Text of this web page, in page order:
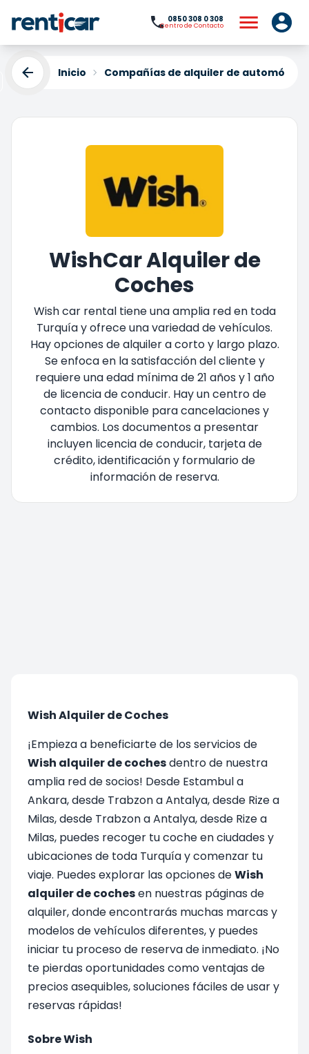
0850 308 0 308
Centro de Contacto
Inicio Compañías de alquiler de automóviles
WishCar Alquiler de
Coches
Wish car rental tiene una amplia red en toda
Turquía y ofrece una variedad de vehículos.
Hay opciones de alquiler a corto y largo plazo.
Se enfoca en la satisfacción del cliente y
requiere una edad mínima de 21 años y 1 año
de licencia de conducir. Hay un centro de
contacto disponible para cancelaciones y
cambios. Los documentos a presentar
incluyen licencia de conducir, tarjeta de
crédito, identificación y formulario de
información de reserva.
Wish Alquiler de Coches
¡Empieza a beneficiarte de los servicios de
Wish alquiler de cochesdentro de nuestra
amplia red de socios! Desde Estambul a
Ankara, desde Trabzon a Antalya, desde Rize a
Milas, desde Trabzon a Antalya, desde Rize a
Milas, puedes recoger tu coche en ciudades y
ubicaciones de toda Turquía y comenzar tu
viaje. Puedes explorar las opciones deWish
alquiler de cochesen nuestras páginas de
alquiler, donde encontrarás muchas marcas y
modelos de vehículos diferentes, y puedes
iniciar tu proceso de reserva de inmediato. ¡No
te pierdas oportunidades como ventajas de
precios asequibles, soluciones fáciles de usar y
reservas rápidas!
Sobre Wish